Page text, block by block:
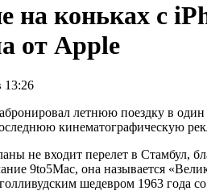
на коньках с
от Apple
13:26
летнюю поездку в
кинематографическую
не входит перелет в Стамбул,
9to5Mac, она называется
шедевром 1963 года